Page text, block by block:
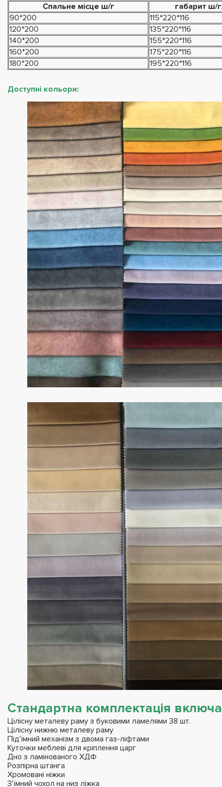
Спальне місце ш/г
габарит ш/
90*200
115*220*116
120*200
135*220*116
140*200
155*220*116
160*200
175*220*116
180*200
195*220*116
Доступні кольори:
Стандартна комплектація
Цілісну металеву раму з буковими ламелями 38 шт.
Цілісну нижню металеву раму
Під'їмний механізм з двома газ-ліфтами
Куточки меблеві для кріплення царг
Дно з ламінованого ХДФ
Розпірна штанга
Хромовані ніжки
З'їмний чохол на низ ліжка